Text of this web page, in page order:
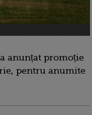
anunțat promoție
pentru anumite